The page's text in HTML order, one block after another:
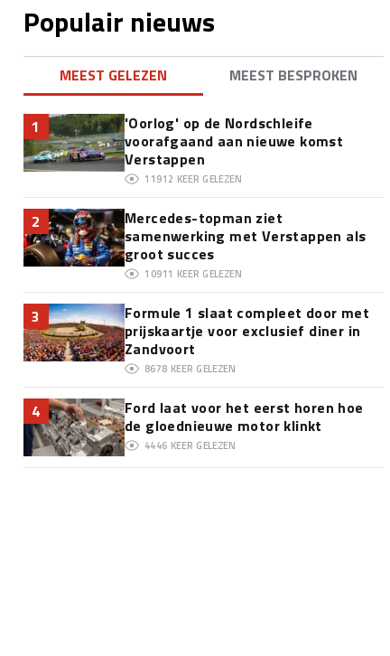
Populair nieuws
MEEST GELEZEN MEEST BESPROKEN
1
'Oorlog' op de Nordschleife
voorafgaand aan nieuwe komst
Verstappen
11912 KEER GELEZEN
2
Mercedes-topman ziet
samenwerking met Verstappen als
groot succes
10911 KEER GELEZEN
3
Formule 1 slaat compleet door met
prijskaartje voor exclusief diner in
Zandvoort
8678 KEER GELEZEN
4
Ford laat voor het eerst horen hoe
de gloednieuwe motor klinkt
4446 KEER GELEZEN